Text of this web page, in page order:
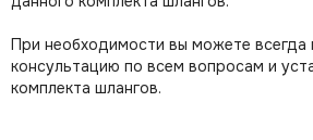
При необходимости вы можете всегда
консультацию по всем вопросам и
комплекта шлангов.